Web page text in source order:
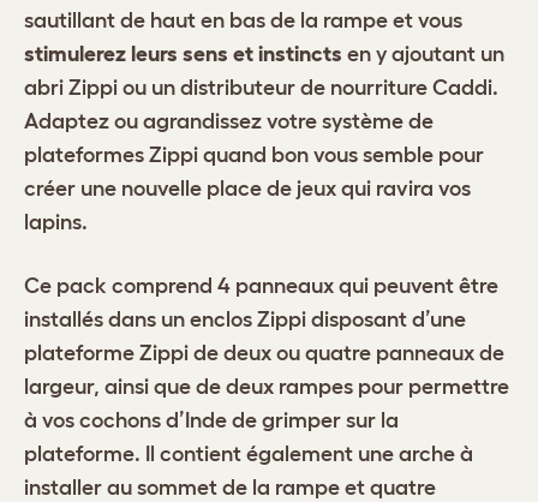
sautillant de haut en bas de la rampe et vous
stimulerez leurs sens et instincts en y ajoutant un
abri Zippi ou un distributeur de nourriture Caddi.
Adaptez ou agrandissez votre système de
plateformes Zippi quand bon vous semble pour
créer une nouvelle place de jeux qui ravira vos
lapins.
Ce pack comprend 4 panneaux qui peuvent être
installés dans un enclos Zippi disposant d’une
plateforme Zippi de deux ou quatre panneaux de
largeur, ainsi que de deux rampes pour permettre
à vos cochons d’Inde de grimper sur la
plateforme. Il contient également une arche à
installer au sommet de la rampe et quatre